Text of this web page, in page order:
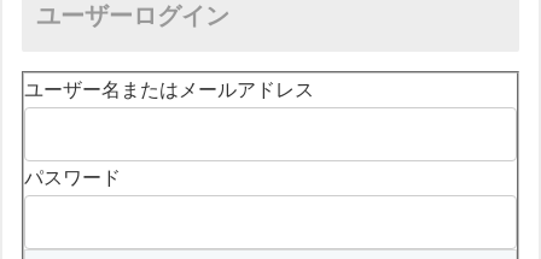
ユーザーログイン
ユーザー名またはメールアドレス
パスワード